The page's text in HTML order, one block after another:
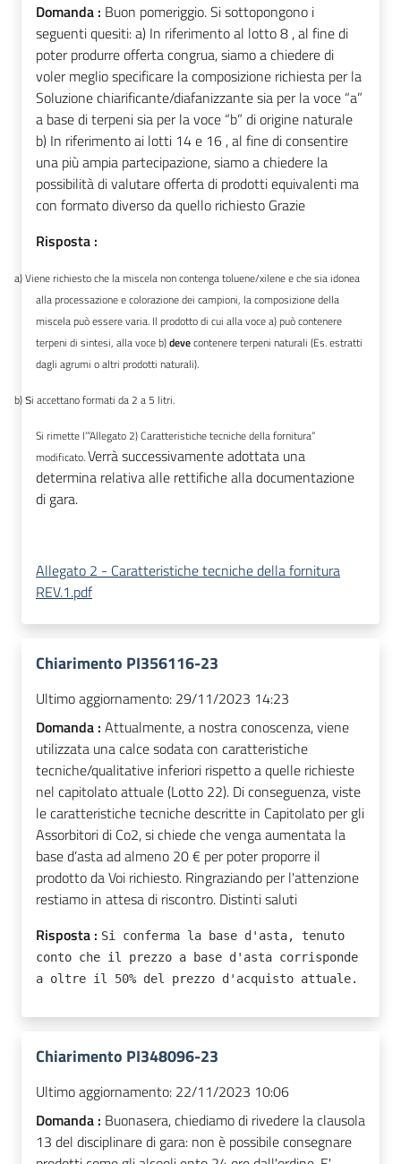
Domanda : Buon pomeriggio. Si sottopongono i
seguenti quesiti: a) In riferimento al lotto 8 , al fine di
poter produrre offerta congrua, siamo a chiedere di
voler meglio specificare la composizione richiesta per la
Soluzione chiarificante/diafanizzante sia per la voce “a”
a base di terpeni sia per la voce “b” di origine naturale
b) In riferimento ai lotti 14 e 16 , al fine di consentire
una più ampia partecipazione, siamo a chiedere la
possibilità di valutare offerta di prodotti equivalenti ma
con formato diverso da quello richiesto Grazie
Risposta :
a)Viene richiesto che la miscela non contenga toluene/xilene e che sia idonea
alla processazione e colorazione dei campioni, la composizione della
miscela può essere varia. Il prodotto di cui alla voce a) può contenere
terpeni di sintesi, alla voce b)devecontenere terpeni naturali (Es. estratti
dagli agrumi o altri prodotti naturali).
b)si accettano formati da 2 a 5 litri.
Si rimette l’”Allegato 2) Caratteristiche tecniche della fornitura”
modificato.Verrà successivamente adottata una
determina relativa alle rettifiche alla documentazione
di gara.
Allegato 2 - Caratteristiche tecniche della fornitura
REV.1.pdf
Chiarimento PI356116-23
Ultimo aggiornamento: 29/11/2023 14:23
Domanda : Attualmente, a nostra conoscenza, viene
utilizzata una calce sodata con caratteristiche
tecniche/qualitative inferiori rispetto a quelle richieste
nel capitolato attuale (Lotto 22). Di conseguenza, viste
le caratteristiche tecniche descritte in Capitolato per gli
Assorbitori di Co2, si chiede che venga aumentata la
base d’asta ad almeno 20 € per poter proporre il
prodotto da Voi richiesto. Ringraziando per l'attenzione
restiamo in attesa di riscontro. Distinti saluti
Risposta : Si conferma la base d'asta, tenuto
conto che il prezzo a base d'asta corrisponde
a oltre il 50% del prezzo d'acquisto attuale.
Chiarimento PI348096-23
Ultimo aggiornamento: 22/11/2023 10:06
Domanda : Buonasera, chiediamo di rivedere la clausola
13 del disciplinare di gara: non è possibile consegnare